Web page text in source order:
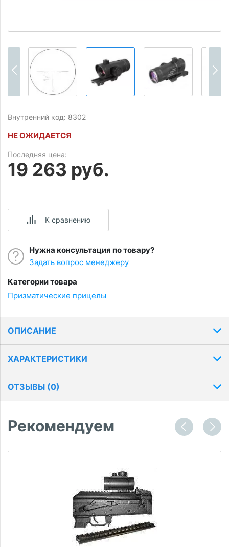
Внутренний код: 8302
НЕ ОЖИДАЕТСЯ
Последняя цена:
19 263 руб.
К сравнению
Нужна консультация по товару?
Задать вопрос менеджеру
Категории товара
Призматические прицелы
ОПИСАНИЕ
ХАРАКТЕРИСТИКИ
ОТЗЫВЫ (0)
Рекомендуем